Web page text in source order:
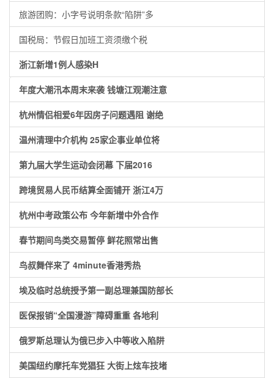
旅游团购：小字号说明条款“陷阱”多
国税局：节假日加班工资须缴个税
浙江新增1例人感染H
年度大潮汛本周末来袭 钱塘江观潮注意
杭州情侣相爱6年因房子问题遇阻 谢绝
温州清理中介机构 25家企事业单位将
第九届大学生运动会闭幕 下届2016
跨境贸易人民币结算全面铺开 浙江4万
杭州中考政策公布 今年新增中外合作
春节期间鸟类交易暂停 鲜花照常出售
鸟叔舞伴来了 4minute香港秀热
埃及临时总统授予第一副总理兼国防部长
医保报销“全国漫游”障碍重重 各地利
俄罗斯总理认为俄已步入中等收入陷阱
美国纽约摩托车党猖狂 大街上炫车技堵